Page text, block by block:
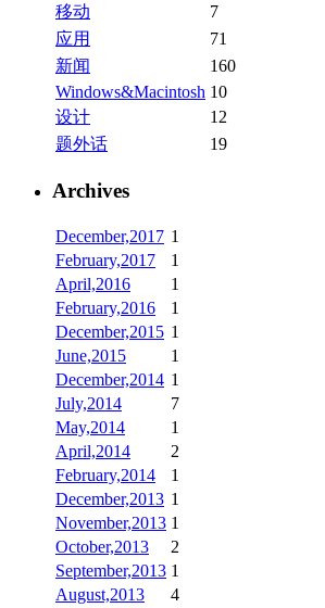
移动
7
应用
71
新闻
160
Windows&Macintosh 10
设计
12
题外话
19
Archives
December,2017 1
February,2017
1
April,2016
1
February,2016
1
December,2015 1
June,2015
1
December,2014 1
July,2014
7
May,2014
1
April,2014
2
February,2014
1
December,2013 1
November,2013 1
October,2013
2
September,2013 1
August,2013
4